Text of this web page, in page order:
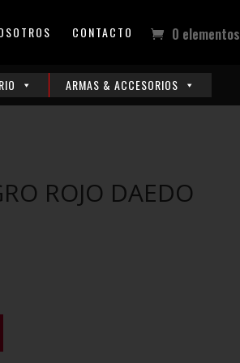
CONTACTO 0 elementos
ARMAS & ACCESORIOS
ROJO DAEDO